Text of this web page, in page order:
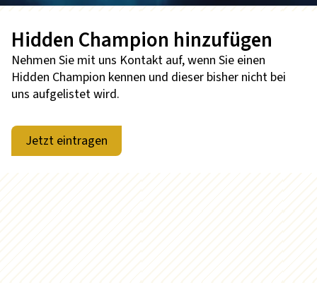
Hidden Champion hinzufügen
Nehmen Sie mit uns Kontakt auf, wenn Sie einen
Hidden Champion kennen und dieser bisher nicht bei
uns aufgelistet wird.
Jetzt eintragen